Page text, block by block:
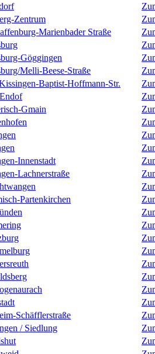
Zentrum
Marienbader Straße
Göggingen
Melli-Beese-Straße
Baptist-Hoffmann-Str.
Gmain
Innenstadt
Lachnerstraße
Partenkirchen
Schäfflerstraße
/ Siedlung